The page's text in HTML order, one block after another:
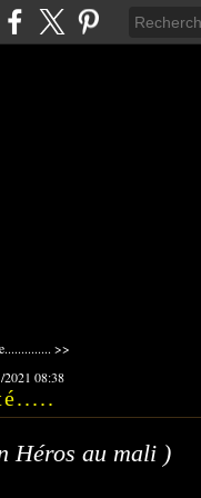
>>
/2021 08:38
Héros au mali )